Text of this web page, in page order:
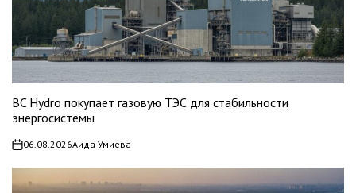
BC Hydro покупает газовую ТЭС для стабильности
энергосистемы
on06.08.2026Аида Умиева